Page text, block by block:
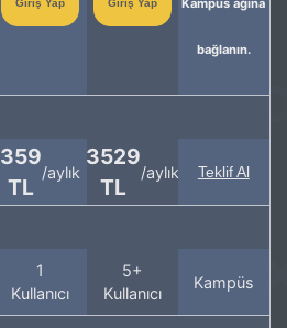
Giriş Yap Giriş Yap Kampüs ağına
bağlanın.
359
TL
/aylık
3529
TL
/aylık Teklif Al
1
Kullanıcı
5+
Kullanıcı
Kampüs